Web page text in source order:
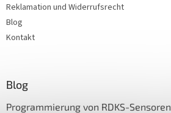
Reklamation und Widerrufsrecht
Blog
Kontakt
Blog
Programmierung von RDKS-Sensoren